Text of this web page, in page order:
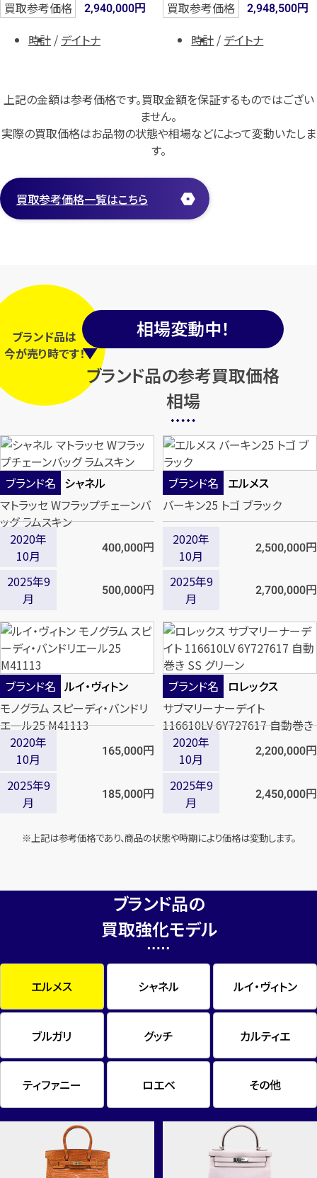
買取参考価格 2,940,000円
時計
デイトナ
買取参考価格 2,948,500円
時計
デイトナ
上記の金額は参考価格です。買取金額を保証するものではござい
ません。
実際の買取価格はお品物の状態や相場などによって変動いたしま
す。
買取参考価格一覧はこちら
相場変動中！
ブランド品の参考買取価格
相場
ブランド品は
今が売り時です！
ブランド名 シャネル
マトラッセ Wフラップチェーンバ
ッグ ラムスキン
2020年
10月
400,000円
2025年9
月
500,000円
ブランド名
エルメス
バーキン25 トゴ ブラック
2020年
10月
2,500,000円
2025年9
月
2,700,000円
ブランド名 ルイ・ヴィトン
モノグラム スピーディ・バンドリ
エール25 M41113
2020年
10月
165,000円
2025年9
月
185,000円
ブランド名
ロレックス
サブマリーナーデイト
116610LV 6Y727617 自動巻き
SS グリーン
2020年
10月
2,200,000円
2025年9
月
2,450,000円
※上記は参考価格であり、商品の状態や時期により価格は変動します。
ブランド品の
買取強化モデル
エルメス シャネル ルイ・ヴィトン
ブルガリ グッチ カルティエ
ティファニー ロエベ その他